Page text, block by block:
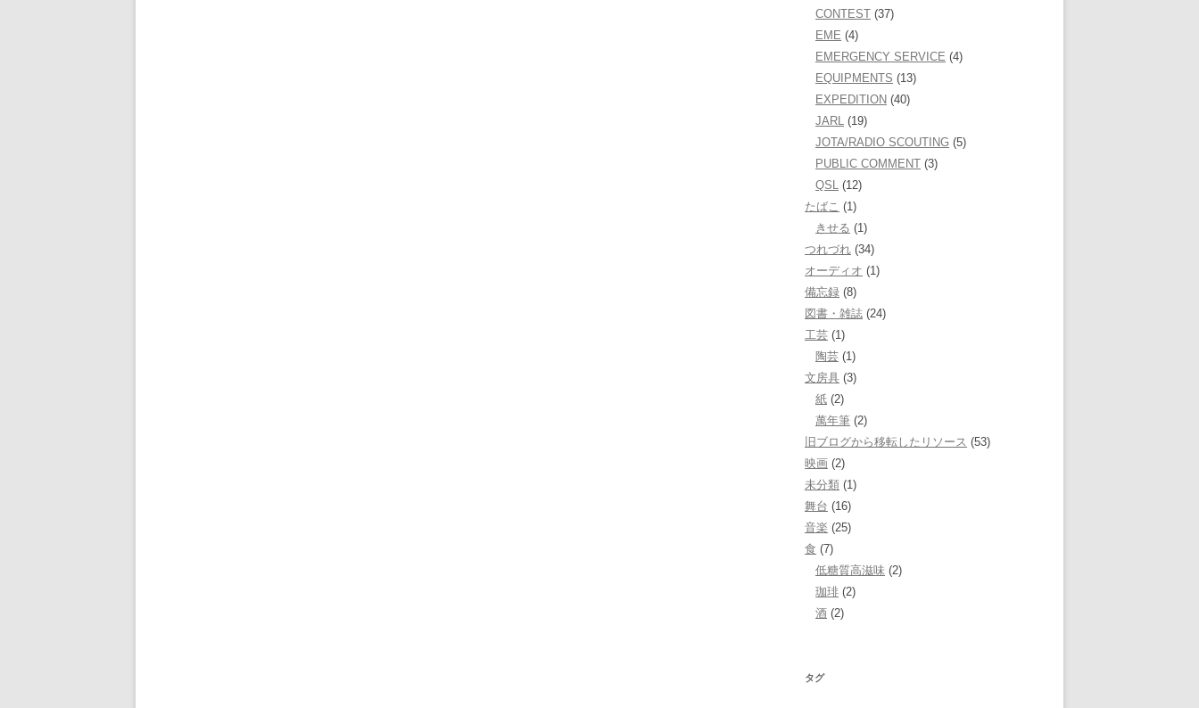
CONTEST (37)
EME (4)
EMERGENCY SERVICE (4)
EQUIPMENTS (13)
EXPEDITION (40)
JARL (19)
JOTA/RADIO SCOUTING (5)
PUBLIC COMMENT (3)
QSL (12)
たばこ (1)
きせる (1)
つれづれ (34)
オーディオ (1)
備忘録 (8)
図書・雑誌 (24)
工芸 (1)
陶芸 (1)
文房具 (3)
紙 (2)
萬年筆 (2)
旧ブログから移転したリソース (53)
映画 (2)
未分類 (1)
舞台 (16)
音楽 (25)
食 (7)
低糖質高滋味 (2)
珈琲 (2)
酒 (2)
タグ